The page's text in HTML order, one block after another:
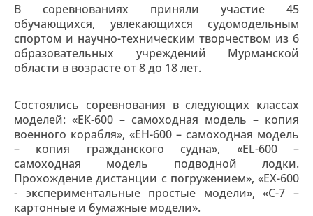
В соревнованиях приняли участие 45
обучающихся, увлекающихся судомодельным
спортом и научно-техническим творчеством из 6
образовательных учреждений Мурманской
области в возрасте от 8 до 18 лет.
Состоялись соревнования в следующих классах
моделей: «ЕК-600 – самоходная модель – копия
военного корабля», «ЕН-600 – самоходная модель
– копия гражданского судна», «EL-600 –
самоходная модель подводной лодки.
Прохождение дистанции с погружением», «ЕХ-600
- экспериментальные простые модели», «С-7 –
картонные и бумажные модели».